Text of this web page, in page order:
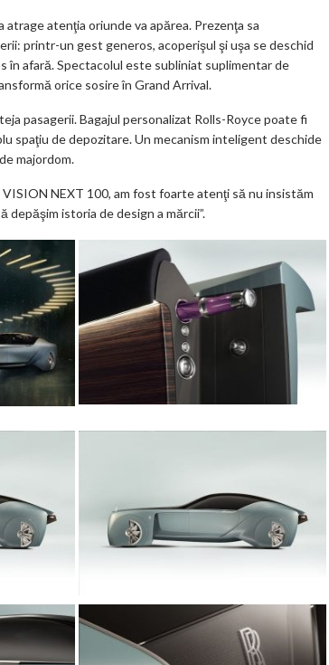
atenţia oriunde va apărea. Prezenţa sa
printr-un gest generos, acoperişul şi uşa se deschid
în afară. Spectacolul este subliniat suplimentar de
orice sosire în Grand Arrival.
pasagerii. Bagajul personalizat Rolls-Royce poate fi
spaţiu de depozitare. Un mecanism inteligent deschide
majordom.
NEXT 100, am fost foarte atenţi să nu insistăm
depăşim istoria de design a mărcii”.